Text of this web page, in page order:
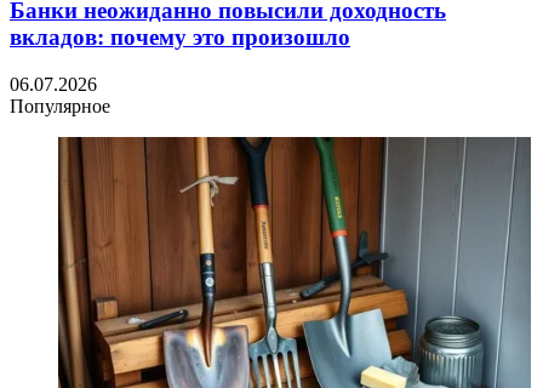
Банки неожиданно повысили доходность
вкладов: почему это произошло
06.07.2026
Популярное